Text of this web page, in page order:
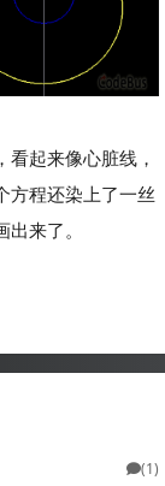
起来像心脏线，
方程还染上了一丝
来了。
(1)